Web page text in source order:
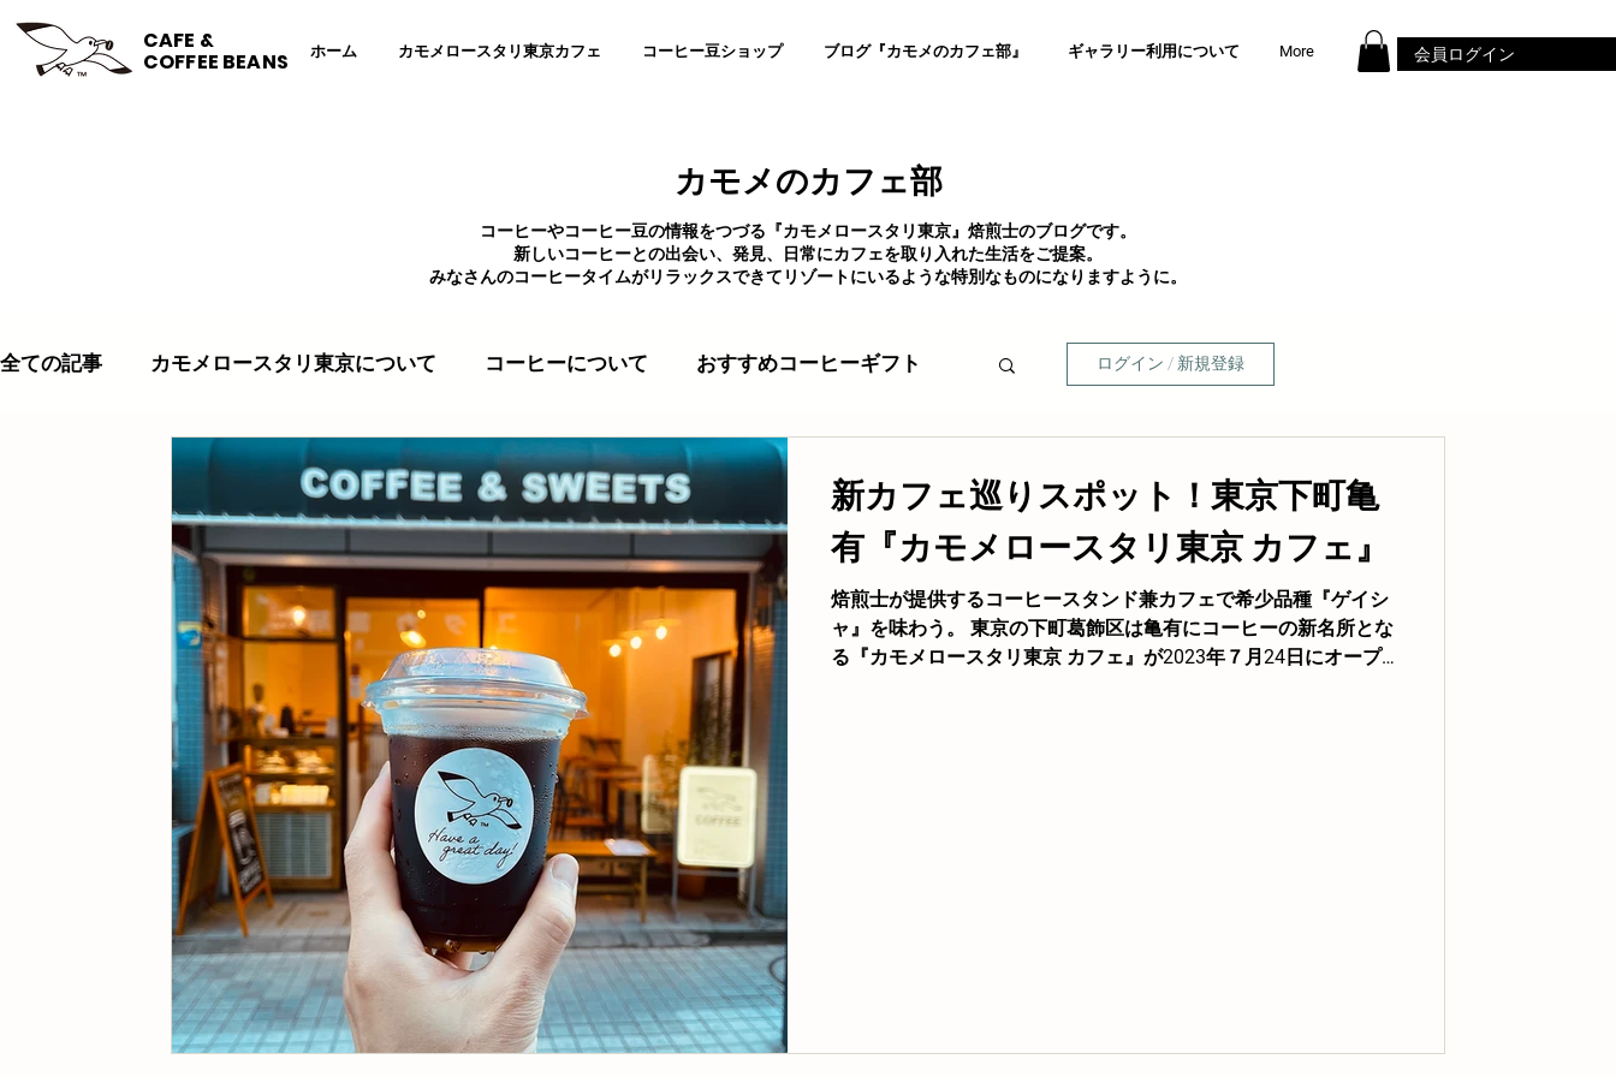
ホーム カモメロースタリ東京カフェ コーヒー豆ショップ ブログ『カモメのカフェ部』 ギャラリー利用について More
CAFE &
COFFEE BEANS 会員ログイン
カモメのカフェ部
コーヒーやコーヒー豆の情報をつづる『カモメロースタリ東京』焙煎士のブログです。
新しいコーヒーとの出会い、発見、日常にカフェを取り入れた生活をご提案。
みなさんのコーヒータイムがリラックスできてリゾートにいるような特別なものになりますように。
全ての記事 カモメロースタリ東京について コーヒーについて おすすめコーヒーギフト
コーヒーレシピ 壁紙 エコ SDGs 店舗出店
カモメロースタリ東京カフェ ギャラリー 展示 コーヒーメニュー
カフェ雑貨 ギフト こち亀 イベント
ログイン / 新規登録
新カフェ巡りスポット！東京下町亀
有『カモメロースタリ東京 カフェ』
焙煎士が提供するコーヒースタンド兼カフェで希少品種『ゲイシ
ャ』を味わう。 東京の下町葛飾区は亀有にコーヒーの新名所とな
る『カモメロースタリ東京 カフェ』が2023年７月24日にオープン